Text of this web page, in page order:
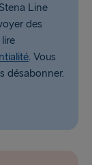
Line
des
. Vous
désabonner.